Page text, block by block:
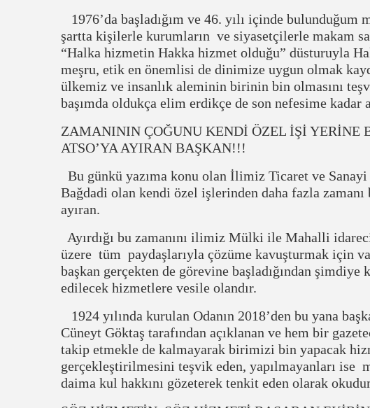
1976’da başladığım ve 46. yılı içinde bulunduğum
şartta kişilerle kurumların ve siyasetçilerle makam
“Halka hizmetin Hakka hizmet olduğu” düsturuyla
meşru, etik en önemlisi de dinimize uygun olmak
ülkemiz ve insanlık aleminin birinin bin olmasını
başımda oldukça elim erdikçe de son nefesime kadar
ZAMANININ ÇOĞUNU KENDİ ÖZEL İŞİ YERİNE
ATSO’YA AYIRAN BAŞKAN!!!
Bu günkü yazıma konu olan İlimiz Ticaret ve Sanayi
Bağdadi olan kendi özel işlerinden daha fazla zamanı
ayıran.
Ayırdığı bu zamanını ilimiz Mülki ile Mahalli
üzere tüm paydaşlarıyla çözüme kavuşturmak için
başkan gerçekten de görevine başladığından şimdiye
edilecek hizmetlere vesile olandır.
1924 yılında kurulan Odanın 2018’den bu yana
Cüneyt Göktaş tarafından açıklanan ve hem bir
takip etmekle de kalmayarak birimizi bin yapacak
gerçekleştirilmesini teşvik eden, yapılmayanları ise
daima kul hakkını gözeterek tenkit eden olarak